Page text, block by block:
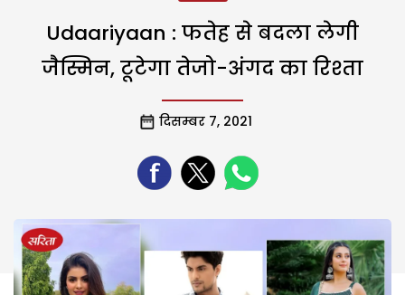
Udaariyaan : फतेह से बदला लेगी
जैस्मिन, टूटेगा तेजो-अंगद का रिश्ता
दिसम्बर 7, 2021